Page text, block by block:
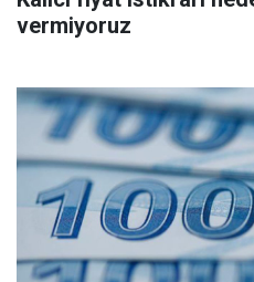
vermiyoruz